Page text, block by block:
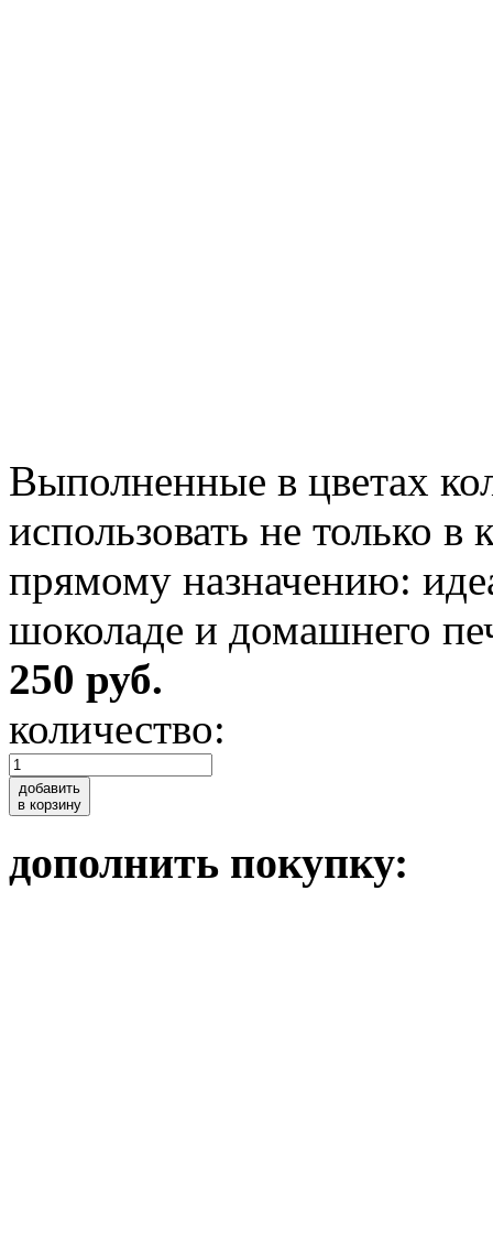
Выполненные в цветах
использовать не только в
прямому назначению:
шоколаде и домашнего
250 руб.
количество:
добавить
в корзину
дополнить покупку: